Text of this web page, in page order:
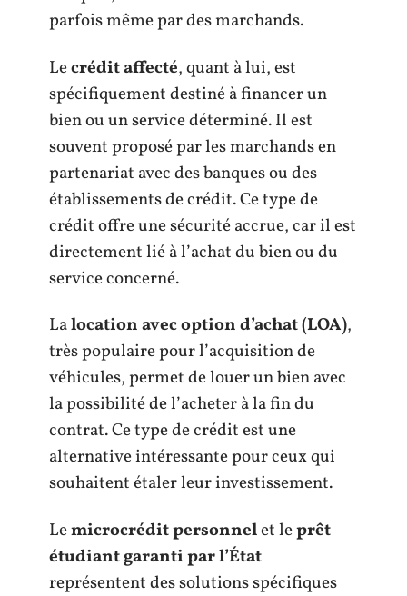
parfois même par des marchands.
Lecrédit affecté, quant à lui, est
spécifiquement destiné à financer un
bien ou un service déterminé. Il est
souvent proposé par les marchands en
partenariat avec des banques ou des
établissements de crédit. Ce type de
crédit offre une sécurité accrue, car il est
directement lié à l’achat du bien ou du
service concerné.
Lalocation avec option d’achat (LOA),
très populaire pour l’acquisition de
véhicules, permet de louer un bien avec
la possibilité de l’acheter à la fin du
contrat. Ce type de crédit est une
alternative intéressante pour ceux qui
souhaitent étaler leur investissement.
Lemicrocrédit personnelet leprêt
étudiant garanti par l’État
représentent des solutions spécifiques